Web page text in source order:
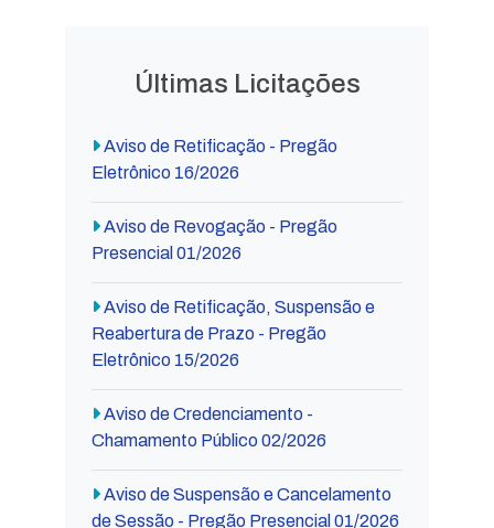
Últimas Licitações
Aviso de Retificação - Pregão
Eletrônico 16/2026
Aviso de Revogação - Pregão
Presencial 01/2026
Aviso de Retificação, Suspensão e
Reabertura de Prazo - Pregão
Eletrônico 15/2026
Aviso de Credenciamento -
Chamamento Público 02/2026
Aviso de Suspensão e Cancelamento
de Sessão - Pregão Presencial 01/2026